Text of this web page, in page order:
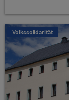
Volkssolidarität